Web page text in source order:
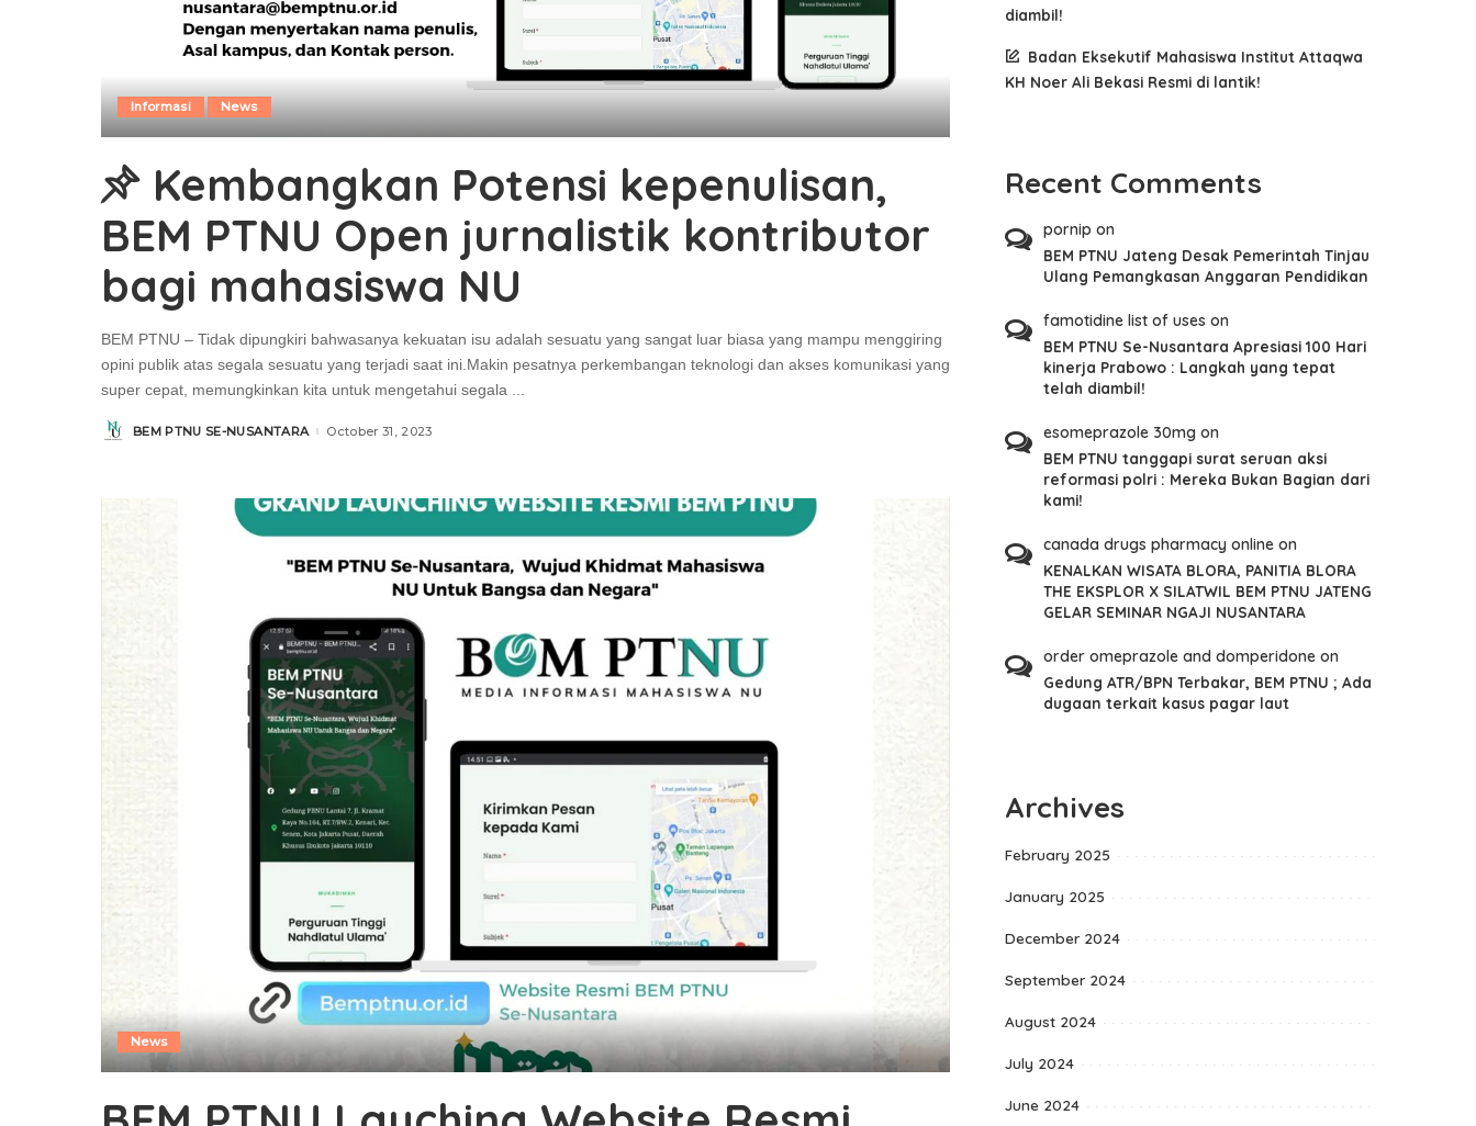
Informasi News
Kembangkan Potensi kepenulisan,
BEM PTNU Open jurnalistik kontributor
bagi mahasiswa NU
BEM PTNU – Tidak dipungkiri bahwasanya kekuatan isu adalah sesuatu yang sangat luar biasa yang mampu menggiring
opini publik atas segala sesuatu yang terjadi saat ini.Makin pesatnya perkembangan teknologi dan akses komunikasi yang
super cepat, memungkinkan kita untuk mengetahui segala ...
BEM PTNU SE-NUSANTARA October 31, 2023
News
diambil!
Badan Eksekutif Mahasiswa Institut Attaqwa
KH Noer Ali Bekasi Resmi di lantik!
Recent Comments
pornip on
BEM PTNU Jateng Desak Pemerintah Tinjau
Ulang Pemangkasan Anggaran Pendidikan
famotidine list of uses on
BEM PTNU Se-Nusantara Apresiasi 100 Hari
kinerja Prabowo : Langkah yang tepat
telah diambil!
esomeprazole 30mg on
BEM PTNU tanggapi surat seruan aksi
reformasi polri : Mereka Bukan Bagian dari
kami!
canada drugs pharmacy online on
KENALKAN WISATA BLORA, PANITIA BLORA
THE EKSPLOR X SILATWIL BEM PTNU JATENG
GELAR SEMINAR NGAJI NUSANTARA
order omeprazole and domperidone on
Gedung ATR/BPN Terbakar, BEM PTNU ; Ada
dugaan terkait kasus pagar laut
Archives
February 2025
January 2025
December 2024
September 2024
August 2024
July 2024
June 2024